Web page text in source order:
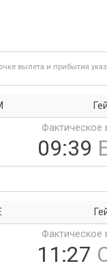
вылета и прибытия
Фактическое
09:39
Фактическое
11:27